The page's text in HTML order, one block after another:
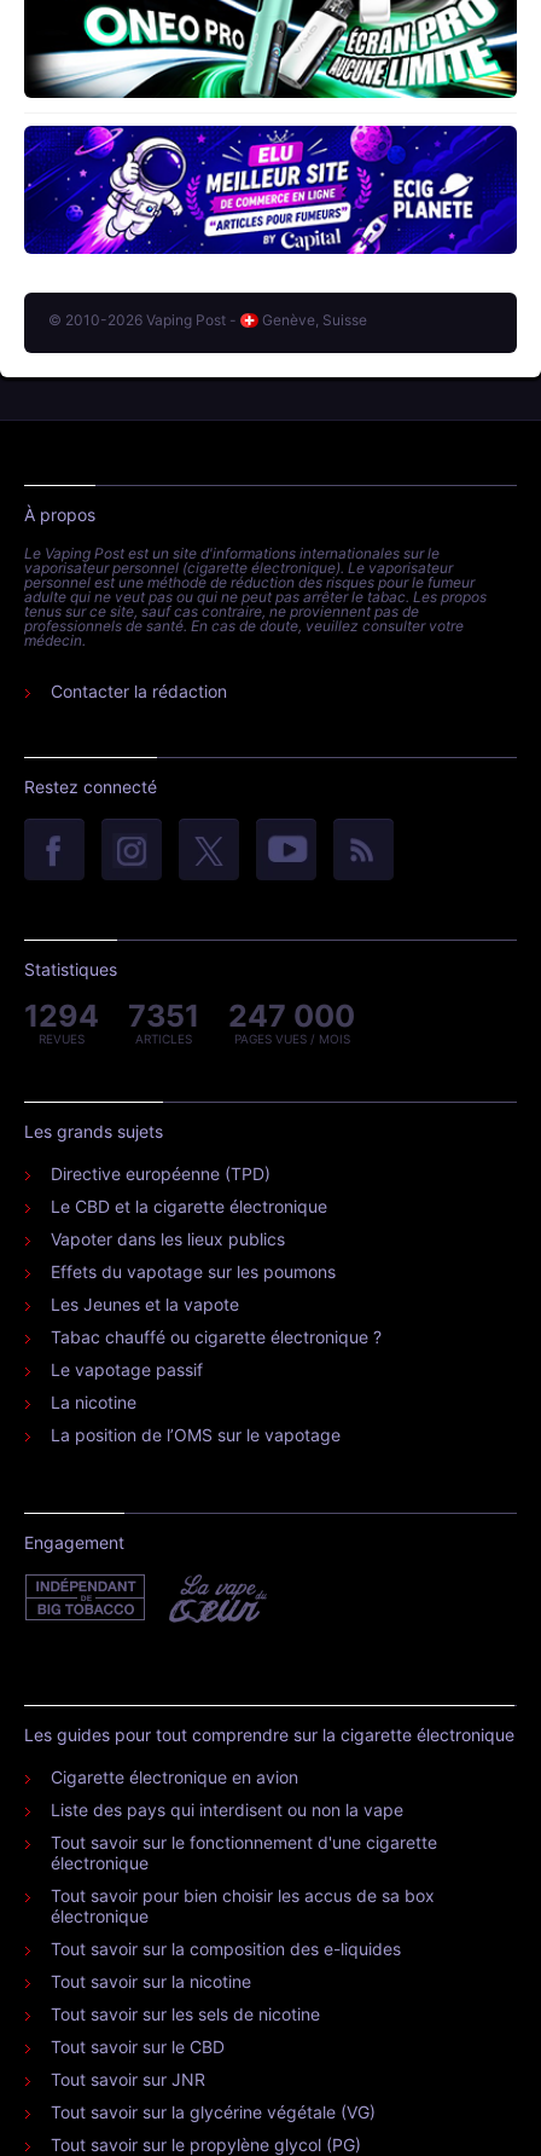
© 2010-2026 Vaping Post - Genève, Suisse
À propos
Le Vaping Post est un site d'informations internationales sur le
vaporisateur personnel (cigarette électronique). Le vaporisateur
personnel est une méthode de réduction des risques pour le fumeur
adulte qui ne veut pas ou qui ne peut pas arrêter le tabac. Les propos
tenus sur ce site, sauf cas contraire, ne proviennent pas de
professionnels de santé. En cas de doute, veuillez consulter votre
médecin.
Contacter la rédaction
Restez connecté
Statistiques
1294
REVUES
7351
ARTICLES
247 000
PAGES VUES / MOIS
Les grands sujets
Directive européenne (TPD)
Le CBD et la cigarette électronique
Vapoter dans les lieux publics
Effets du vapotage sur les poumons
Les Jeunes et la vapote
Tabac chauffé ou cigarette électronique ?
Le vapotage passif
La nicotine
La position de l’OMS sur le vapotage
Engagement
Les guides pour tout comprendre sur la cigarette électronique
Cigarette électronique en avion
Liste des pays qui interdisent ou non la vape
Tout savoir sur le fonctionnement d'une cigarette
électronique
Tout savoir pour bien choisir les accus de sa box
électronique
Tout savoir sur la composition des e-liquides
Tout savoir sur la nicotine
Tout savoir sur les sels de nicotine
Tout savoir sur le CBD
Tout savoir sur JNR
Tout savoir sur la glycérine végétale (VG)
Tout savoir sur le propylène glycol (PG)